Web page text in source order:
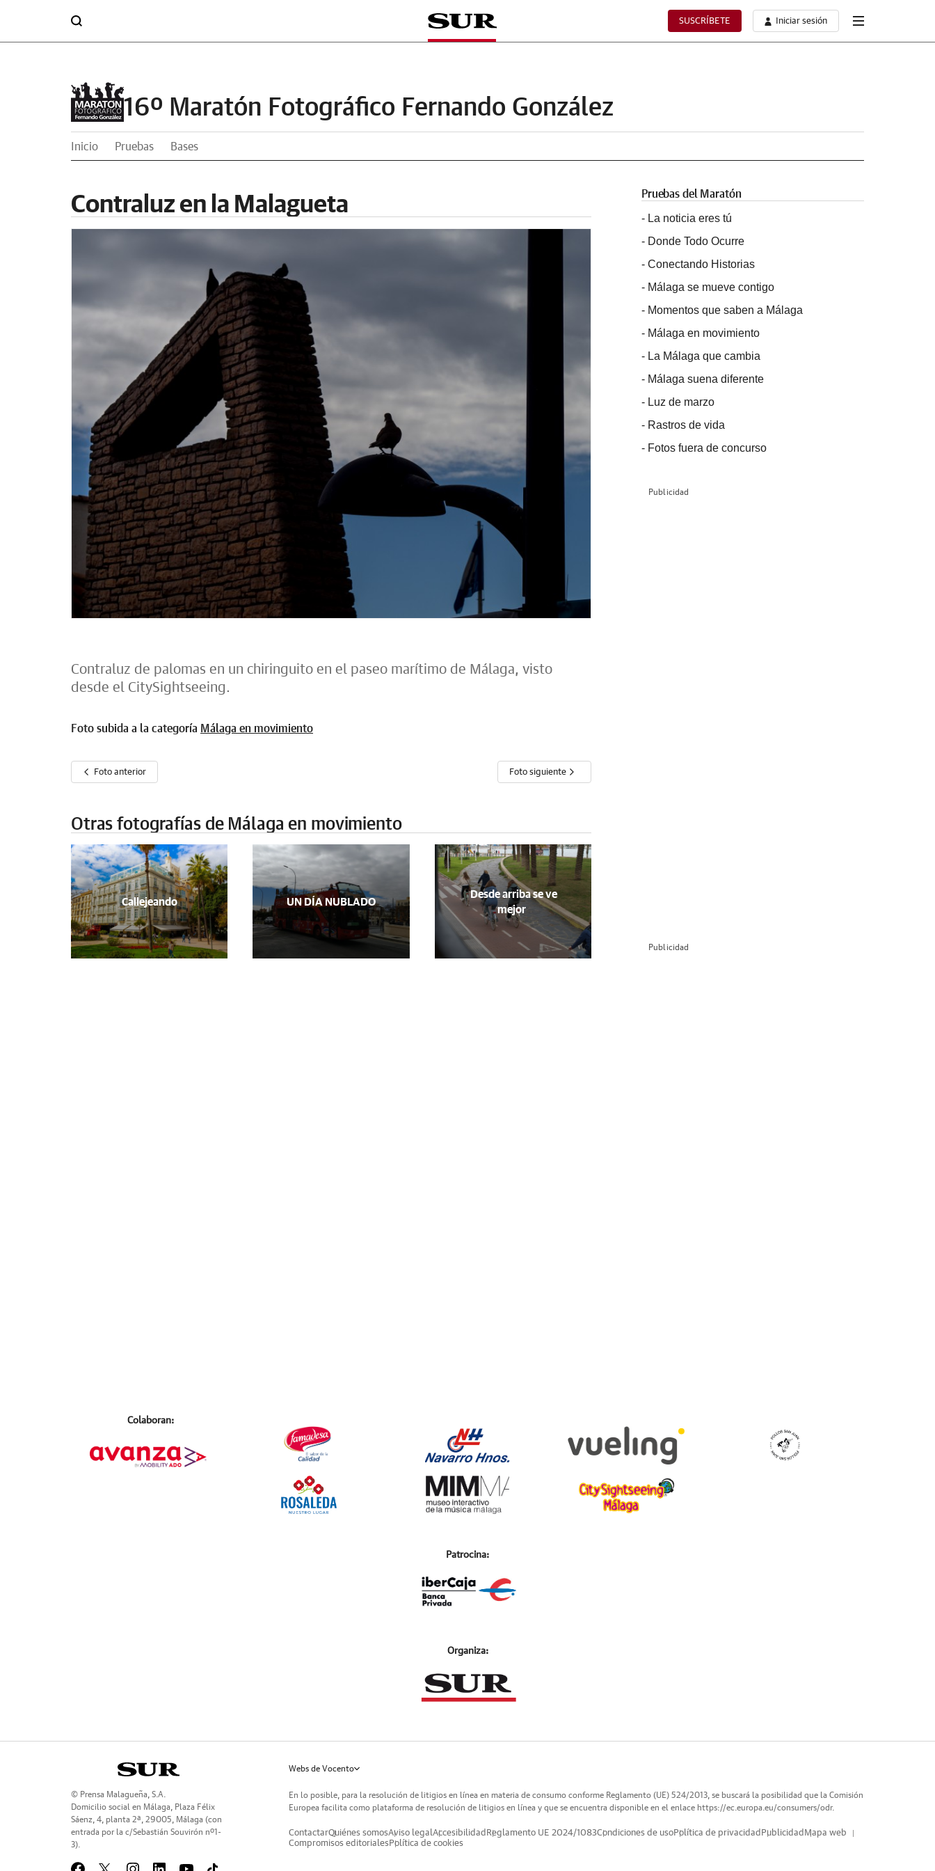
SUSCRÍBETE Iniciar sesión
16º Maratón Fotográfico Fernando González
Inicio Pruebas Bases
Contraluz en la Malagueta
Contraluz de palomas en un chiringuito en el paseo marítimo de Málaga, visto
desde el CitySightseeing.
Foto subida a la categoría Málaga en movimiento
Foto anterior Foto siguiente
Otras fotografías de Málaga en movimiento
Callejeando UN DÍA NUBLADO
Desde arriba se ve
mejor
Pruebas del Maratón
- La noticia eres tú
- Donde Todo Ocurre
- Conectando Historias
- Málaga se mueve contigo
- Momentos que saben a Málaga
- Málaga en movimiento
- La Málaga que cambia
- Málaga suena diferente
- Luz de marzo
- Rastros de vida
- Fotos fuera de concurso
Publicidad
Publicidad
Colaboran:
Patrocina:
Organiza:
© Prensa Malagueña, S.A.
Domicilio social en Málaga, Plaza Félix
Sáenz, 4, planta 2ª, 29005, Málaga (con
entrada por la c/Sebastián Souvirón nº1-
3).
Webs de Vocento
En lo posible, para la resolución de litigios en línea en materia de consumo conforme Reglamento (UE) 524/2013, se buscará la posibilidad que la Comisión
Europea facilita como plataforma de resolución de litigios en línea y que se encuentra disponible en el enlace https://ec.europa.eu/consumers/odr.
ContactarQuiénes somosAviso legalAccesibilidad Reglamento UE 2024/1083Condiciones de usoPolítica de privacidad Publicidad Mapa web
Compromisos editorialesPolítica de cookies